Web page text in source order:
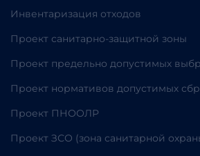
Инвентаризация отходов
Проект санитарно-защитной зоны
Проект предельно допустимых
Проект нормативов допустимых
Проект ПНООЛР
Проект ЗСО (зона санитарной